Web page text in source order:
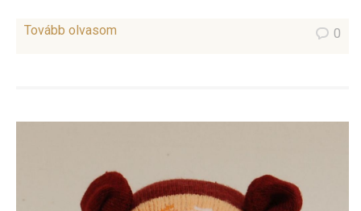
Tovább olvasom 0